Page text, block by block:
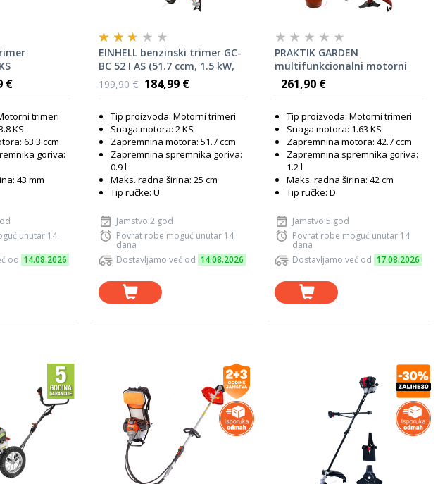
€
trimeri
KS
63.3 ccm
goriva:
43 mm
unutar 14
od 14.08.2026
EINHELL benzinski trimer GC-
BC 52 I AS (51.7 ccm, 1.5 kW,
nož, glava s niti, remen za
nošenje)
199,90 € 184,99 €
Tip proizvoda: Motorni trimeri
Snaga motora: 2 KS
Zapremnina motora: 51.7 ccm
Zapremnina spremnika goriva:
0.9 l
Maks. radna širina: 25 cm
Tip ručke: U
Jamstvo:2 god
Povrat robe moguć unutar 14
dana
Dostavljamo već od 14.08.2026
PRAKTIK GARDEN
multifunkcionalni motorni
trimer PG64510, 5U1
261,90 €
Tip proizvoda: Motorni trimeri
Snaga motora: 1.63 KS
Zapremnina motora: 42.7 ccm
Zapremnina spremnika goriva:
1.2 l
Maks. radna širina: 42 cm
Tip ručke: D
Jamstvo:5 god
Povrat robe moguć unutar 14
dana
Dostavljamo već od 17.08.2026